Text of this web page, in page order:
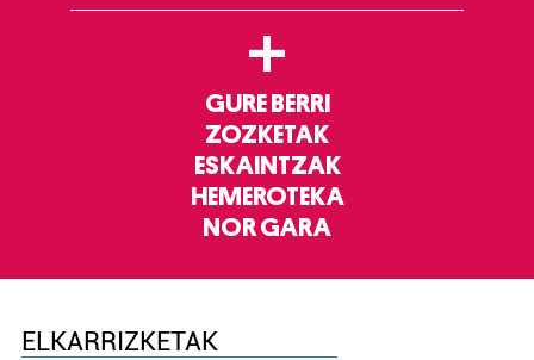
+
GURE BERRI
ZOZKETAK
ESKAINTZAK
HEMEROTEKA
NOR GARA
ELKARRIZKETAK